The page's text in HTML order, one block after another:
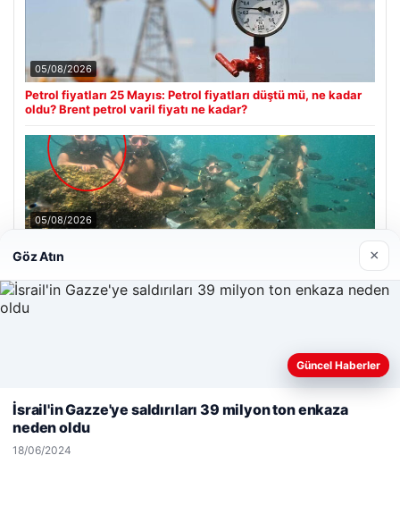
05/08/2026
Petrol fiyatları 25 Mayıs: Petrol fiyatları düştü mü, ne kadar
oldu? Brent petrol varil fiyatı ne kadar?
05/08/2026
Çözülmeye Çalışılıyor
Web sitemizi nasıl kullandığınızı daha iyi anlayabilmek,
kullanıyoruz.Çerez Politikamız
Göz Atın ×
Güncel Haberler
İsrail'in Gazze'ye saldırıları 39 milyon ton enkaza
neden oldu
18/06/2024